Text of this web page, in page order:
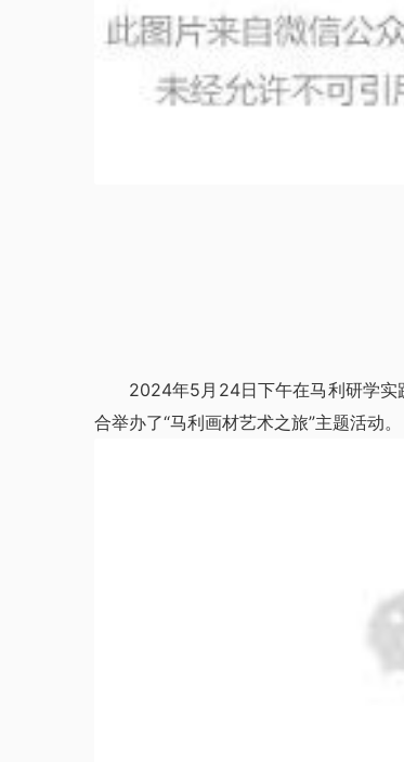
2024年5月24日下午在马利研学实
合举办了“马利画材艺术之旅”主题活动。